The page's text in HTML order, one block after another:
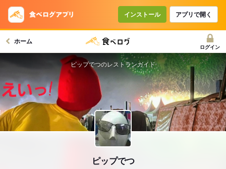
インストール アプリで開く
ホーム
ログイン
ピップでつ
ピップでつのレストランガイド